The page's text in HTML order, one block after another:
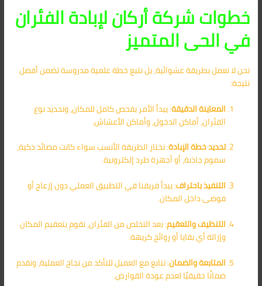
خطوات شركة أركان لإبادة الفئران
في الحى المتميز
نحن لا نعمل بطريقة عشوائية، بل نتبع خطة علمية مدروسة تضمن أفضل
نتيجة:
المعاينة الدقيقة: يبدأ الأمر بفحص كامل للمكان، وتحديد نوع
الفئران، أماكن الدخول، وأماكن الأعشاش.
تحديد خطة الإبادة: نختار الطريقة الأنسب سواء كانت مصائد ذكية،
سموم جاذبة، أو أجهزة طرد إلكترونية.
التنفيذ باحتراف: يبدأ فريقنا في التطبيق العملي دون إزعاج أو
فوضى داخل المكان.
التنظيف والتعقيم: بعد التخلص من الفئران، نقوم بتعقيم المكان
وإزالة أي بقايا أو روائح كريهة.
المتابعة والضمان: نتابع مع العميل للتأكد من نجاح العملية، ونقدم
ضمانًا حقيقيًا لعدم عودة القوارض.